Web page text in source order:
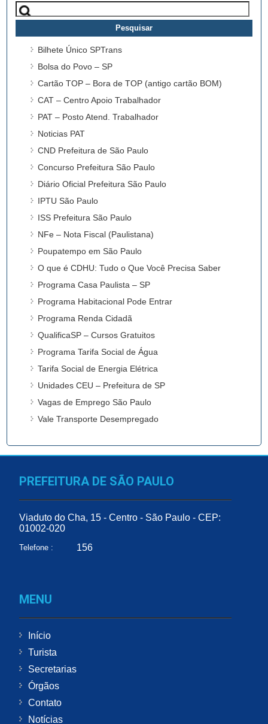
Pesquisar
por:
Bilhete Único SPTrans
Bolsa do Povo – SP
Cartão TOP – Bora de TOP (antigo cartão BOM)
CAT – Centro Apoio Trabalhador
PAT – Posto Atend. Trabalhador
Noticias PAT
CND Prefeitura de São Paulo
Concurso Prefeitura São Paulo
Diário Oficial Prefeitura São Paulo
IPTU São Paulo
ISS Prefeitura São Paulo
NFe – Nota Fiscal (Paulistana)
Poupatempo em São Paulo
O que é CDHU: Tudo o Que Você Precisa Saber
Programa Casa Paulista – SP
Programa Habitacional Pode Entrar
Programa Renda Cidadã
QualificaSP – Cursos Gratuitos
Programa Tarifa Social de Água
Tarifa Social de Energia Elétrica
Unidades CEU – Prefeitura de SP
Vagas de Emprego São Paulo
Vale Transporte Desempregado
PREFEITURA DE SÃO PAULO
Viaduto do Cha, 15 - Centro - São Paulo - CEP:
01002-020
Telefone : 156
MENU
Início
Turista
Secretarias
Órgãos
Contato
Notícias